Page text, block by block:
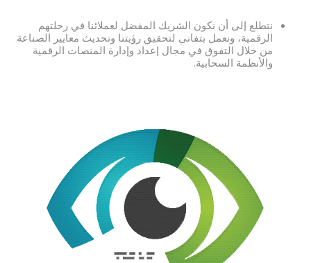
نتطلع إلى أن نكون الشريك المفضل لعملائنا في رحلتهم
الرقمية، ونعمل بتفاني لتحقيق رؤيتنا وتحديث معايير الصناعة
من خلال التفوق في مجال إعداد وإدارة المنصات الرقمية
والأنظمة السحابية.